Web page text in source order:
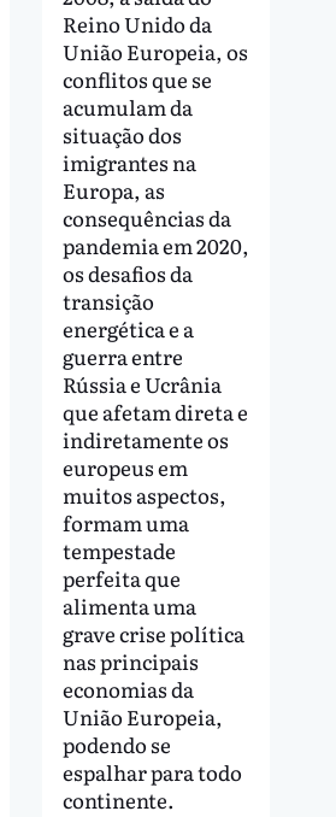
Reino Unido da
União Europeia, os
conflitos que se
acumulam da
situação dos
imigrantes na
Europa, as
consequências da
pandemia em 2020,
os desafios da
transição
energética e a
guerra entre
Rússia e Ucrânia
que afetam direta e
indiretamente os
europeus em
muitos aspectos,
formam uma
tempestade
perfeita que
alimenta uma
grave crise política
nas principais
economias da
União Europeia,
podendo se
espalhar para todo
continente.